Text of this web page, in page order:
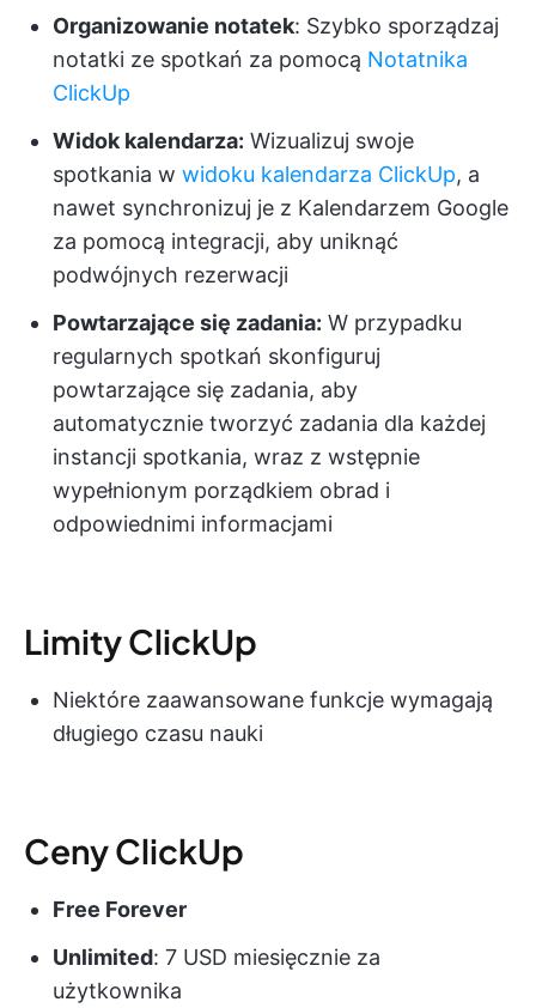
Organizowanie notatek: Szybko sporządzaj
notatki ze spotkań za pomocą Notatnika
ClickUp
Widok kalendarza: Wizualizuj swoje
spotkania w widoku kalendarza ClickUp, a
nawet synchronizuj je z Kalendarzem Google
za pomocą integracji, aby uniknąć
podwójnych rezerwacji
Powtarzające się zadania: W przypadku
regularnych spotkań skonfiguruj
powtarzające się zadania, aby
automatycznie tworzyć zadania dla każdej
instancji spotkania, wraz z wstępnie
wypełnionym porządkiem obrad i
odpowiednimi informacjami
Limity ClickUp
Niektóre zaawansowane funkcje wymagają
długiego czasu nauki
Ceny ClickUp
Free Forever
Unlimited: 7 USD miesięcznie za
użytkownika